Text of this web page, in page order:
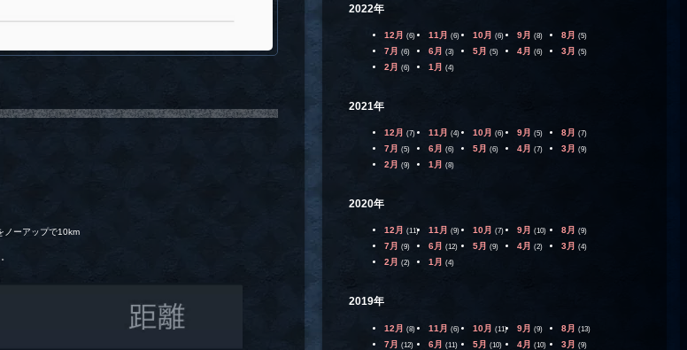
ノーアップで10km
2022年
12月 (6) 11月 (6) 10月 (6) 9月 (8) 8月 (5)
7月 (6) 6月 (3) 5月 (5) 4月 (6) 3月 (5)
2月 (6) 1月 (4)
2021年
12月 (7) 11月 (4) 10月 (6) 9月 (5) 8月 (7)
7月 (5) 6月 (6) 5月 (6) 4月 (7) 3月 (9)
2月 (9) 1月 (8)
2020年
12月 (11) 11月 (9) 10月 (7) 9月 (10) 8月 (9)
7月 (9) 6月 (12) 5月 (9) 4月 (2) 3月 (4)
2月 (2) 1月 (4)
2019年
12月 (8) 11月 (6) 10月 (11) 9月 (9) 8月 (13)
7月 (12) 6月 (11) 5月 (10) 4月 (10) 3月 (9)